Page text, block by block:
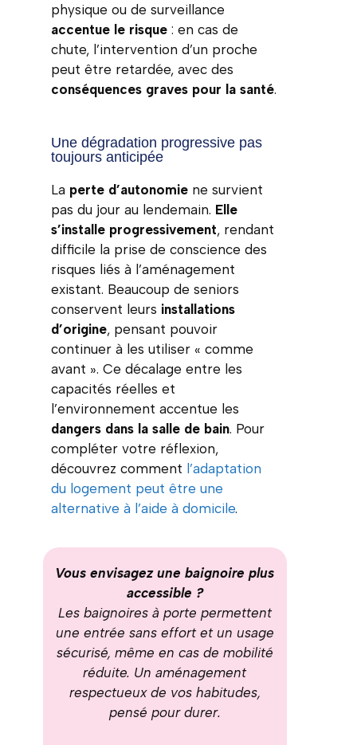
physique ou de surveillance
accentue le risque: en cas de
chute, l’intervention d’un proche
peut être retardée, avec des
conséquences graves pour la santé.
Une dégradation progressive pas
toujours anticipée
La perte d’autonomiene survient
pas du jour au lendemain. Elle
s’installe progressivement, rendant
difficile la prise de conscience des
risques liés à l’aménagement
existant. Beaucoup de seniors
conservent leurs installations
d’origine, pensant pouvoir
continuer à les utiliser « comme
avant ». Ce décalage entre les
capacités réelles et
l’environnement accentue les
dangers dans la salle de bain. Pour
compléter votre réflexion,
découvrez comment l’adaptation
du logement peut être une
alternative à l’aide à domicile.
Vous envisagez une baignoire plus
accessible ?
Les baignoires à porte permettent
une entrée sans effort et un usage
sécurisé, même en cas de mobilité
réduite. Un aménagement
respectueux de vos habitudes,
pensé pour durer.